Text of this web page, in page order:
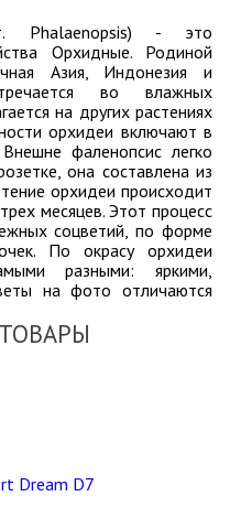
Phalaenopsis) - это
Орхидные. Родиной
Азия, Индонезия и
во влажных
на других растениях
орхидеи включают в
фаленопсис легко
она составлена из
орхидеи происходит
месяцев. Этот процесс
соцветий, по форме
По окрасу орхидеи
разными: яркими,
на фото отличаются
Dream D7